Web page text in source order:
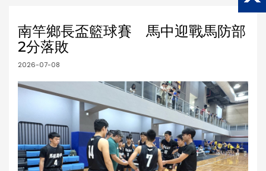
南竿鄉長盃籃球賽 馬中迎戰馬防部
2分落敗
2026-07-08